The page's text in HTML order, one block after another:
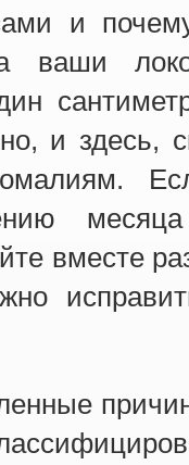
и
ваши
и здесь,
месяца
вместе